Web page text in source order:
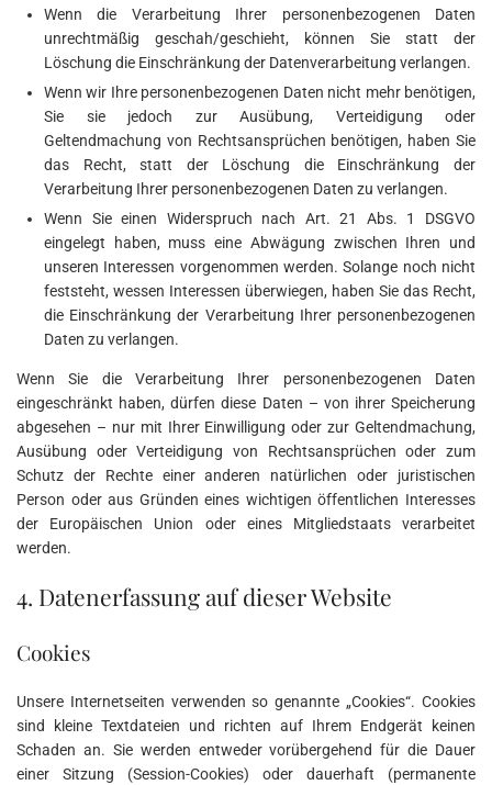
Wenn die Verarbeitung Ihrer personenbezogenen Daten
unrechtmäßig geschah/geschieht, können Sie statt der
Löschung die Einschränkung der Datenverarbeitung verlangen.
Wenn wir Ihre personenbezogenen Daten nicht mehr benötigen,
Sie sie jedoch zur Ausübung, Verteidigung oder
Geltendmachung von Rechtsansprüchen benötigen, haben Sie
das Recht, statt der Löschung die Einschränkung der
Verarbeitung Ihrer personenbezogenen Daten zu verlangen.
Wenn Sie einen Widerspruch nach Art. 21 Abs. 1 DSGVO
eingelegt haben, muss eine Abwägung zwischen Ihren und
unseren Interessen vorgenommen werden. Solange noch nicht
feststeht, wessen Interessen überwiegen, haben Sie das Recht,
die Einschränkung der Verarbeitung Ihrer personenbezogenen
Daten zu verlangen.
Wenn Sie die Verarbeitung Ihrer personenbezogenen Daten
eingeschränkt haben, dürfen diese Daten – von ihrer Speicherung
abgesehen – nur mit Ihrer Einwilligung oder zur Geltendmachung,
Ausübung oder Verteidigung von Rechtsansprüchen oder zum
Schutz der Rechte einer anderen natürlichen oder juristischen
Person oder aus Gründen eines wichtigen öffentlichen Interesses
der Europäischen Union oder eines Mitgliedstaats verarbeitet
werden.
4. Datenerfassung auf dieser Website
Cookies
Unsere Internetseiten verwenden so genannte „Cookies“. Cookies
sind kleine Textdateien und richten auf Ihrem Endgerät keinen
Schaden an. Sie werden entweder vorübergehend für die Dauer
einer Sitzung (Session-Cookies) oder dauerhaft (permanente